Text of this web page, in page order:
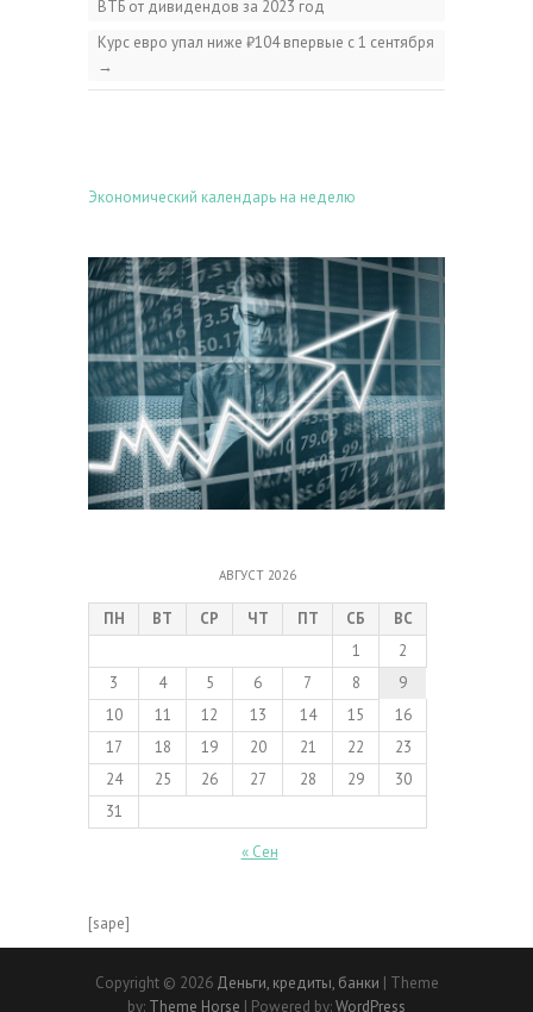
ВТБ от дивидендов за 2023 год
Курс евро упал ниже ₽104 впервые с 1 сентября
→
Экономический календарь на неделю
АВГУСТ 2026
ПН ВТ СР ЧТ ПТ СБ
ВС
1
2
3
4 5 6 7 8
9
10
11 12 13 14 15
16
17
18 19 20 21 22
23
24
25 26 27 28 29
30
31
« Сен
[sape]
Copyright © 2026 Деньги, кредиты, банки | Theme
by: Theme Horse | Powered by:WordPress